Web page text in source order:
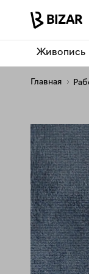
Живопись
Главная